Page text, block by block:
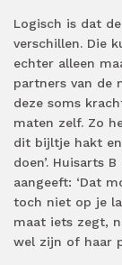
Logisch is dat
verschillen. Die
echter alleen
partners van de
deze soms
maten zelf. Zo
dit bijltje hakt
doen’. Huisarts
aangeeft: ‘Dat
toch niet op je
maat iets zegt,
wel zijn of haar